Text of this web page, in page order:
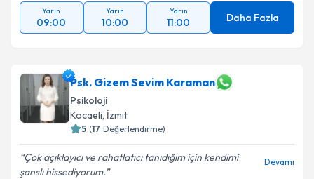
Yarın
09:00
Yarın
10:00
Yarın
11:00 Daha Fazla
Psk. Gizem Sevim Karaman
Psikoloji
Kocaeli, İzmit
5 (17 Değerlendirme)
Çok açıklayıcı ve rahatlatıcı tanıdığım için kendimi
şanslı hissediyorum.
Devamı